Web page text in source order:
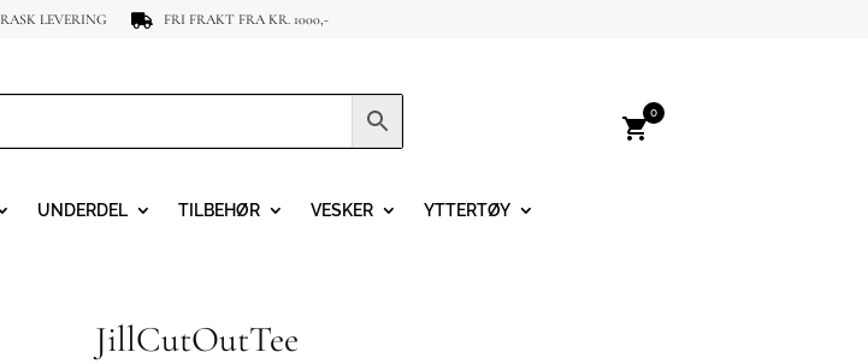
RASK LEVERING  FRI FRAKT FRA KR. 1000,-
shopping_cart
0
UNDERDEL TILBEHØR VESKER YTTERTØY
JillCutOutTee